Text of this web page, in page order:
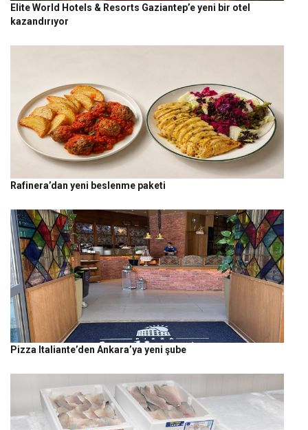
Elite World Hotels & Resorts Gaziantep’e yeni bir otel
kazandırıyor
Rafinera’dan yeni beslenme paketi
Pizza Italiante’den Ankara’ya yeni şube